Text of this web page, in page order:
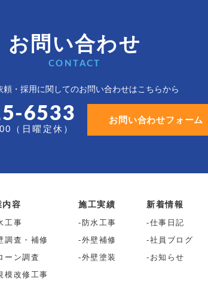
お問い合わせ
CONTACT
頼・採用に関してのお問い合わせはこちらから
6533
（日曜定休）
お問い合わせフォーム
内容
工事
調査・補修
ーン調査
模改修工事
施工実績
防水工事
外壁補修
外壁塗装
新着情報
仕事日記
社員ブログ
お知らせ